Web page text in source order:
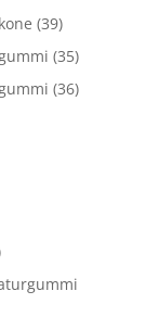
(39)
(35)
(36)